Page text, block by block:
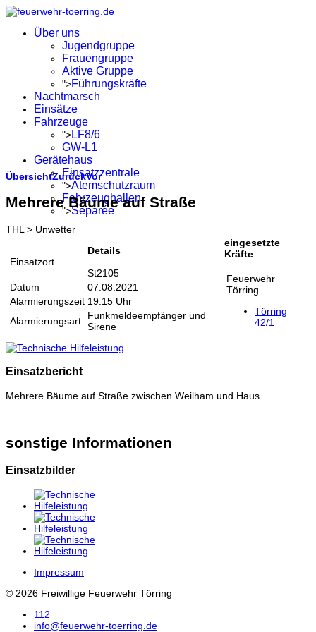
Über uns
Jugendgruppe
Frauengruppe
Aktive Gruppe
">Führungskräfte
Nachtmarsch
Einsätze
Fahrzeuge
">LF8/6
GW-L1
Gerätehaus
Einsatzzentrale
">Atemschutzraum
Fahrzeughallen
">Separée
ÜbersichtZurückVor
Mehrere Bäume auf Straße
THL > Unwetter
Einsatzort
Details
St2105
Datum
07.08.2021
Alarmierungszeit 19:15 Uhr
Alarmierungsart
Funkmeldeempfänger und
Sirene
eingesetzte
Kräfte
Feuerwehr
Törring
Törring
42/1
Einsatzbericht
Mehrere Bäume auf Straße zwischen Weilham und Haus
sonstige Informationen
Einsatzbilder
Impressum
© 2026 Freiwillige Feuerwehr Törring
112
info@feuerwehr-toerring.de